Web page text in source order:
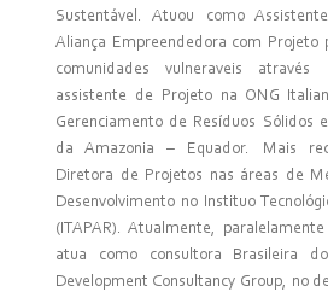
Sustentável. Atuou como
Aliança Empreendedora com Projeto
comunidades vulneraveis
assistente de Projeto na ONG
Gerenciamento de Resíduos Sólidos
da Amazonia – Equador. Mais
Diretora de Projetos nas áreas de
Desenvolvimento no Instituo
(ITAPAR). Atualmente,
atua como consultora Brasileira
Development Consultancy Group, no